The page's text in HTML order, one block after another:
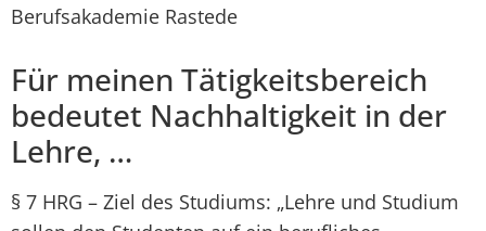
Berufsakademie Rastede
Für meinen Tätigkeitsbereich
bedeutet Nachhaltigkeit in der
Lehre, …
§ 7 HRG – Ziel des Studiums: „Lehre und Studium